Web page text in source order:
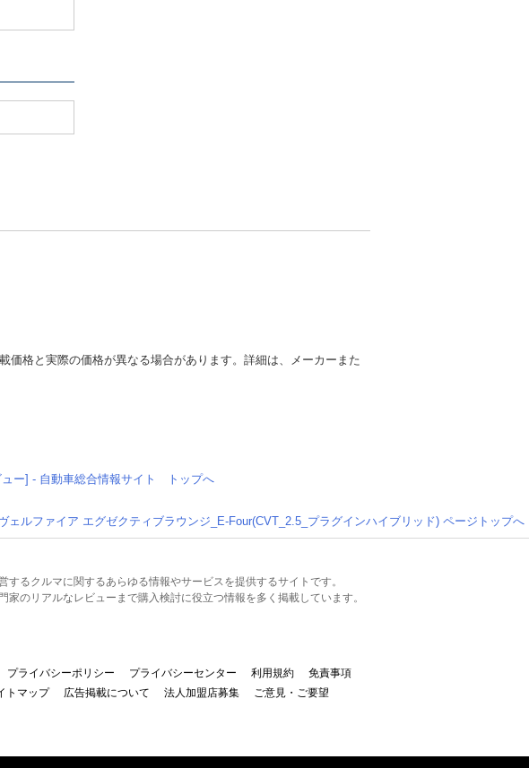
格と実際の価格が異なる場合があります。詳細は、メーカーまた
ュー] - 自動車総合情報サイト トップへ
ェルファイア エグゼクティブラウンジ_E-Four(CVT_2.5_プラグインハイブリッド) ページトップへ
るクルマに関するあらゆる情報やサービスを提供するサイトです。
のリアルなレビューまで購入検討に役立つ情報を多く掲載しています。
プライバシーポリシー プライバシーセンター 利用規約
免責事項
トマップ 広告掲載について 法人加盟店募集
ご意見・ご要望